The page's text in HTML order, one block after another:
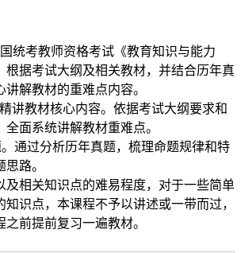
统考教师资格考试《教育知识与能力
根据考试大纲及相关教材，并结合历年真
解教材的重难点内容。
精讲教材核心内容。依据考试大纲要求和
面系统讲解教材重难点。
。通过分析历年真题，梳理命题规律和特
路。
及相关知识点的难易程度，对于一些简单
识点，本课程不予以讲述或一带而过，
前提前复习一遍教材。